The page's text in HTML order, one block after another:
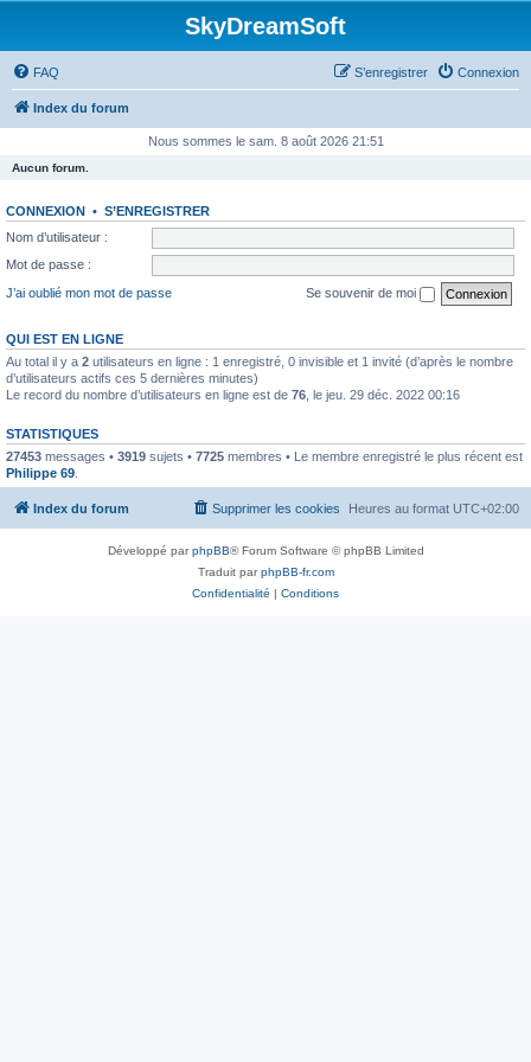
SkyDreamSoft
FAQ Connexion
S’enregistrer
Index du forum
Nous sommes le sam. 8 août 2026 21:51
Aucun forum.
CONNEXION • S’ENREGISTRER
Nom d’utilisateur :
Mot de passe :
J’ai oublié mon mot de passe
Se souvenir de moi
QUI EST EN LIGNE
Au total il y a 2 utilisateurs en ligne : 1 enregistré, 0 invisible et 1 invité (d’après le nombre
d’utilisateurs actifs ces 5 dernières minutes)
Le record du nombre d’utilisateurs en ligne est de 76 , le jeu. 29 déc. 2022 00:16
STATISTIQUES
27453 messages • 3919 sujets • 7725 membres • Le membre enregistré le plus récent est
Philippe 69
Index du forum Heures au format UTC+02:00
Supprimer les cookies
Développé parphpBB® Forum Software © phpBB Limited
Traduit parphpBB-fr.com
Confidentialité | Conditions